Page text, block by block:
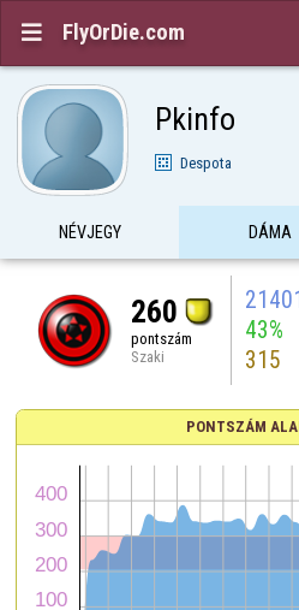
 FlyOrDie.com
Pkinfo
Despota
NÉVJEGY DÁMA
260
pontszám
Szaki
43%
315
PONTSZÁM